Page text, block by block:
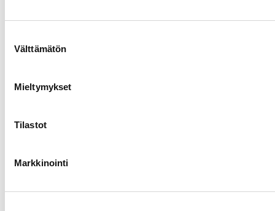
valinta
Välttämätön
Mieltymykset
Tilastot
Markkinointi